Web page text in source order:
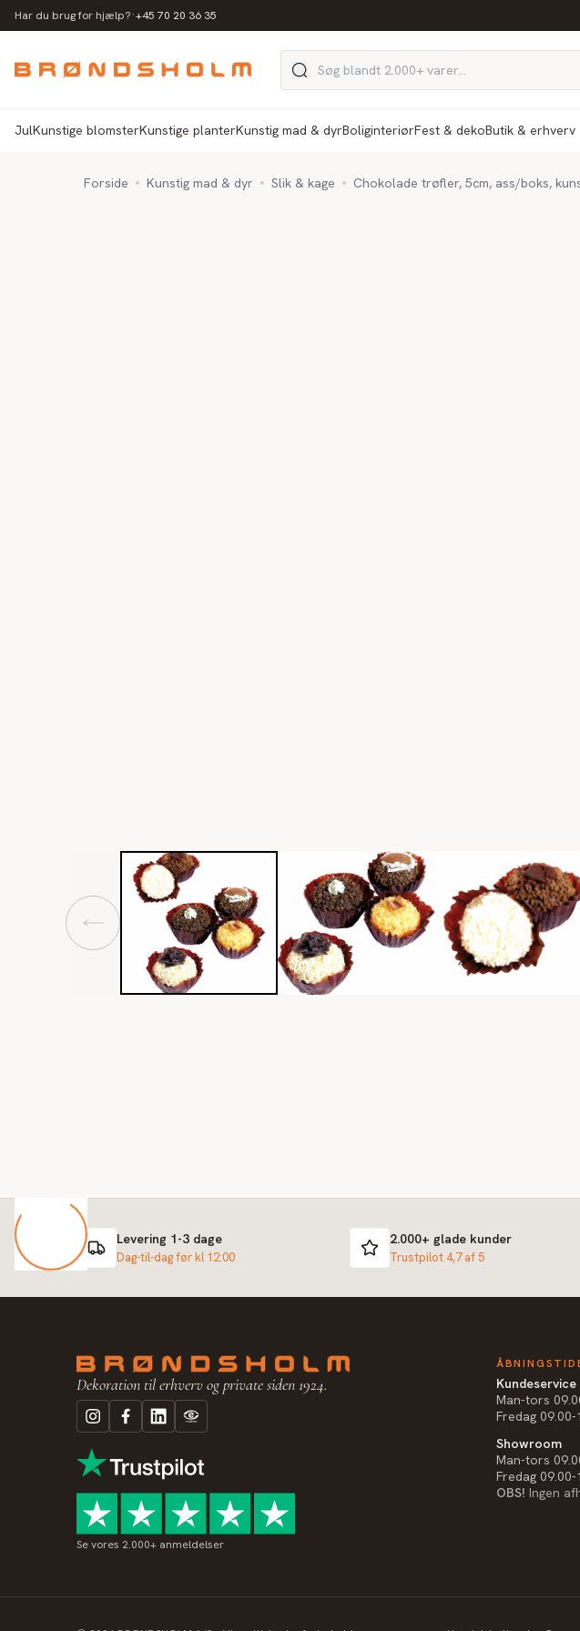
Har du brug for hjælp?·+45 70 20 36 35
JulKunstige blomsterKunstige planterKunstig mad & dyrBoliginteriørFest & dekoButik & erhverv
Forside Kunstig mad & dyr Slik & kage Chokolade trøfler, 5cm, ass/boks,
Levering 1-3 dage
Dag-til-dag før kl 12:00
2.000+ glade kunder
Trustpilot 4,7 af 5
Dekoration til erhverv og private siden 1924.
Se vores 2.000+ anmeldelser
Kundeservice
Man-tors
Fredag 09.00-
Showroom
Man-tors
Fredag 09.00-
OBS! Ingen